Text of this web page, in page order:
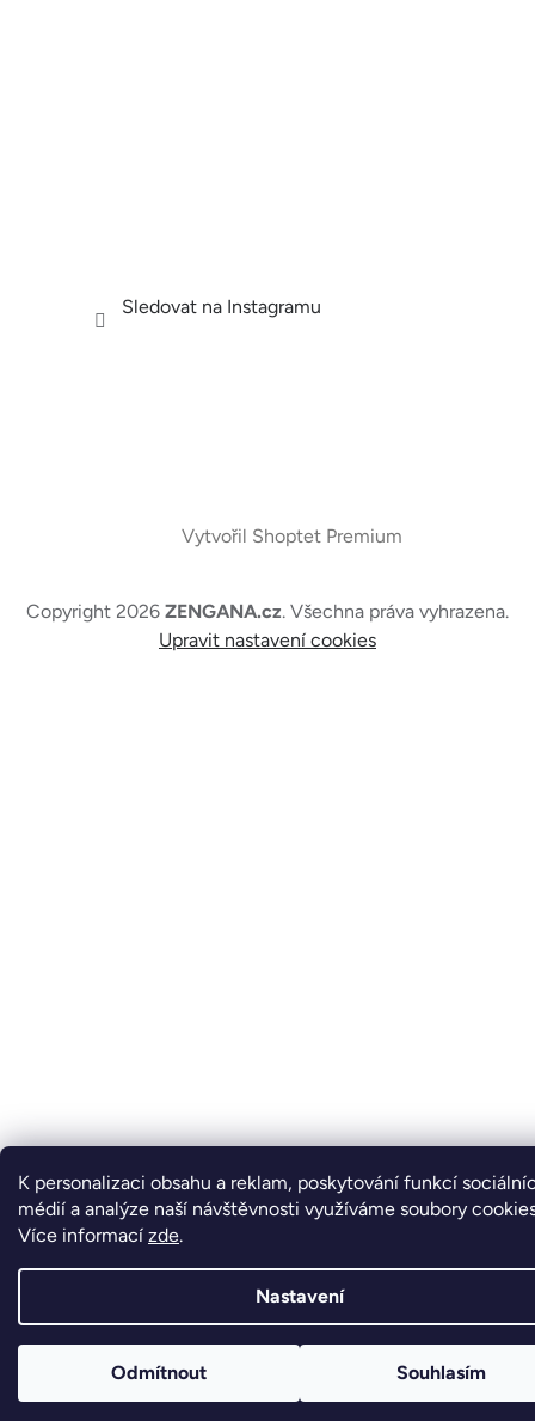
K personalizaci obsahu a reklam, poskytování funkcí
médií a analýze naší návštěvnosti využíváme soubory
Více informací zde.
Nastavení
Odmítnout Souhlasím
Sledovat na Instagramu
Vytvořil Shoptet Premium
Copyright 2026 ZENGANA.cz. Všechna práva vyhrazena.
Upravit nastavení cookies